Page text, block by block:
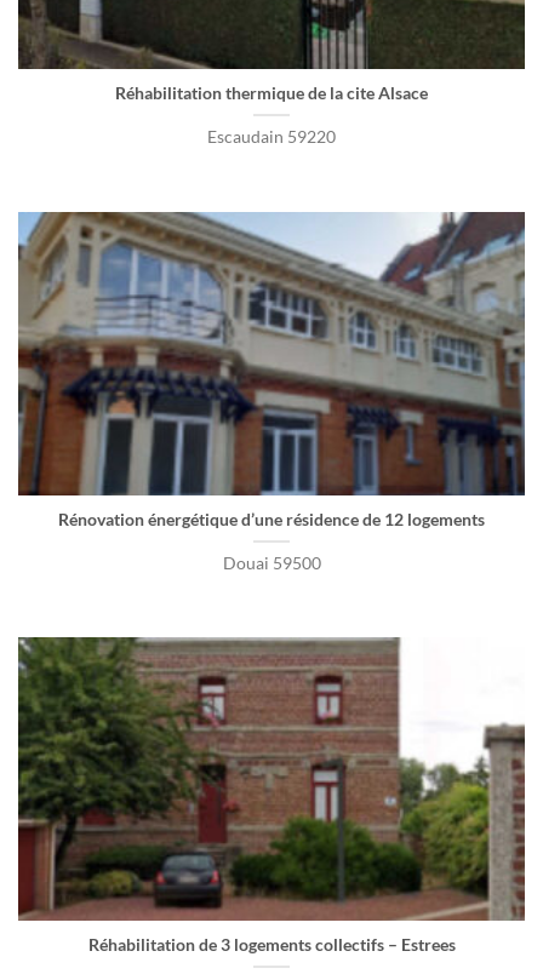
Réhabilitation thermique de la cite Alsace
Escaudain 59220
Rénovation énergétique d’une résidence de 12 logements
Douai 59500
Réhabilitation de 3 logements collectifs – Estrees